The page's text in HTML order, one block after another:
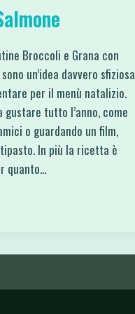
Broccoli e Grana con
un’idea davvero sfiziosa
per il menù natalizio.
tutto l’anno, come
o guardando un film,
In più la ricetta è
quanto…